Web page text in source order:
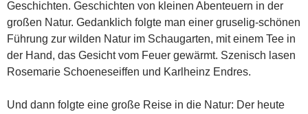
Geschichten. Geschichten von kleinen Abenteuern in der
großen Natur. Gedanklich folgte man einer gruselig-schönen
Führung zur wilden Natur im Schaugarten, mit einem Tee in
der Hand, das Gesicht vom Feuer gewärmt. Szenisch lasen
Rosemarie Schoeneseiffen und Karlheinz Endres.
Und dann folgte eine große Reise in die Natur: Der heute